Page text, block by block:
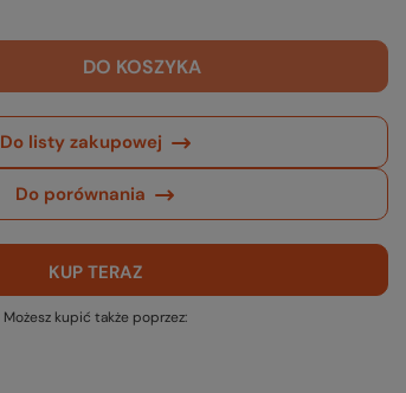
DO KOSZYKA
Do listy zakupowej
Do porównania
KUP TERAZ
Możesz kupić także poprzez: